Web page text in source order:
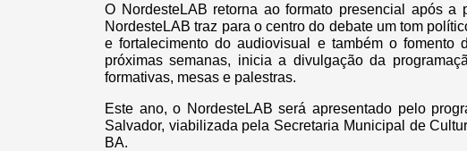
O NordesteLAB retorna ao formato presencial após
NordesteLAB traz para o centro do debate um tom
e fortalecimento do audiovisual e também o fomento
próximas semanas, inicia a divulgação da
formativas, mesas e palestras.
Este ano, o NordesteLAB será apresentado pelo
Salvador, viabilizada pela Secretaria Municipal de
BA.